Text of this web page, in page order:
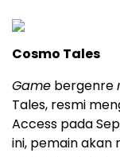
Cosmo Tales
Game bergenre
Tales, resmi
Access pada
ini, pemain akan